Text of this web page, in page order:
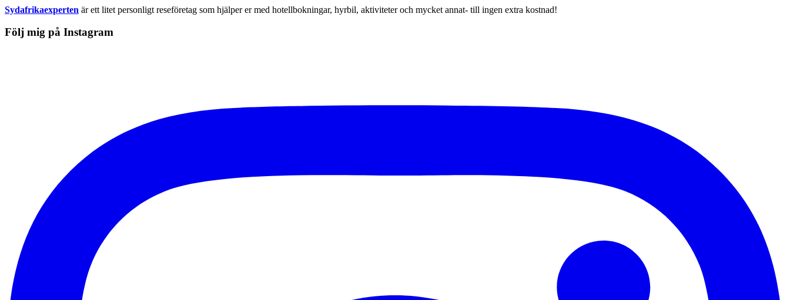
Sydafrikaexperten är ett litet personligt reseföretag som hjälper er med hotellbokningar, hyrbil, aktiviteter och mycket annat- till ingen extra kostnad!
Följ mig på Instagram